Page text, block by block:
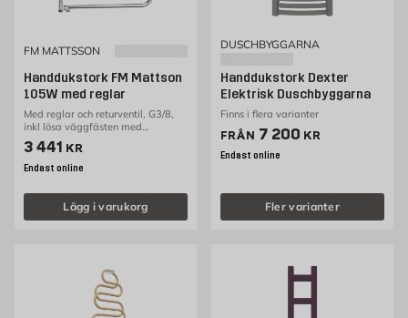
FM MATTSSON
Handdukstork FM Mattson
105W med reglar
Med reglar och returventil, G3/8,
inkl lösa väggfästen med
väggtätning
Pris 3441 kr
3 441 KR
Endast online
Lägg i varukorg
DUSCHBYGGARNA
Handdukstork Dexter
Elektrisk Duschbyggarna
Finns i flera varianter
FRÅN Pris 7200 kr
7 200 KR
Endast online
Fler varianter